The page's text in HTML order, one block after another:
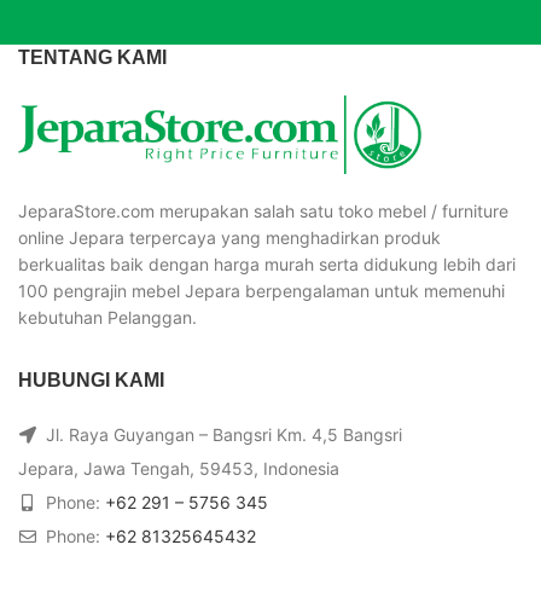
TENTANG KAMI
JeparaStore.com merupakan salah satu toko mebel / furniture
online Jepara terpercaya yang menghadirkan produk
berkualitas baik dengan harga murah serta didukung lebih dari
100 pengrajin mebel Jepara berpengalaman untuk memenuhi
kebutuhan Pelanggan.
HUBUNGI KAMI
Jl. Raya Guyangan – Bangsri Km. 4,5 Bangsri
Jepara, Jawa Tengah, 59453, Indonesia
Phone: +62 291 – 5756 345
Phone: +62 81325645432